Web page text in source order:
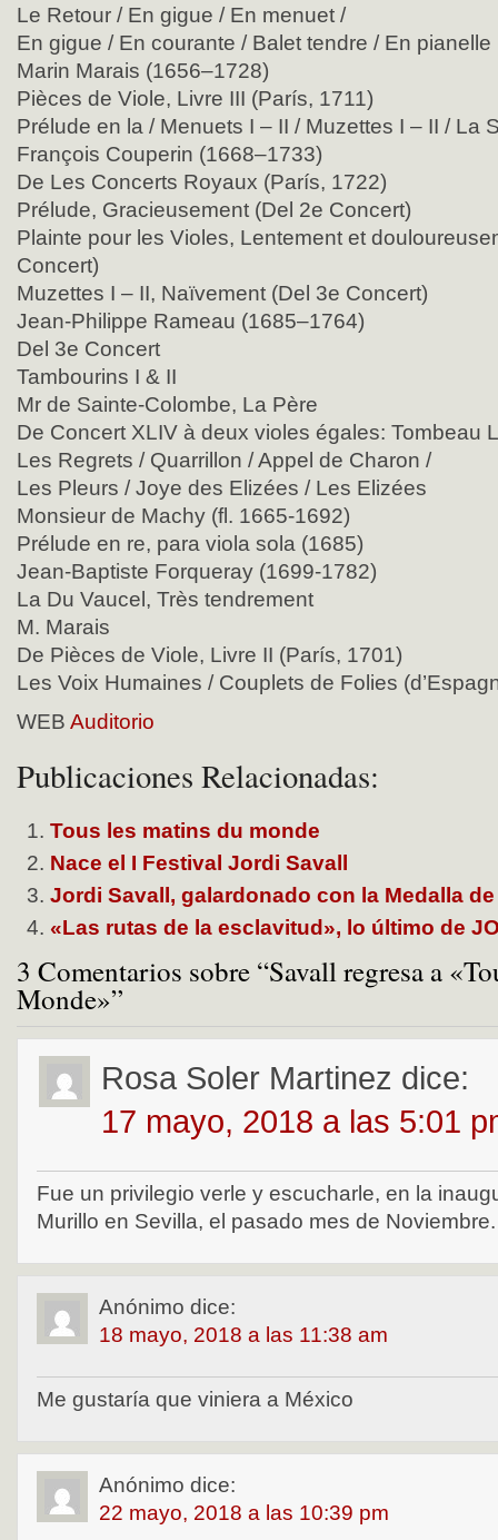
Le Retour / En gigue / En menuet /
En gigue / En courante / Balet tendre / En pianelle
Marin Marais (1656–1728)
Pièces de Viole, Livre III (París, 1711)
Prélude en la / Menuets I – II / Muzettes I – II / La
François Couperin (1668–1733)
De Les Concerts Royaux (París, 1722)
Prélude, Gracieusement (Del 2e Concert)
Plainte pour les Violes, Lentement et
Concert)
Muzettes I – II, Naïvement (Del 3e Concert)
Jean-Philippe Rameau (1685–1764)
Del 3e Concert
Tambourins I & II
Mr de Sainte-Colombe, La Père
De Concert XLIV à deux violes égales: Tombeau
Les Regrets / Quarrillon / Appel de Charon /
Les Pleurs / Joye des Elizées / Les Elizées
Monsieur de Machy (fl. 1665-1692)
Prélude en re, para viola sola (1685)
Jean-Baptiste Forqueray (1699-1782)
La Du Vaucel, Très tendrement
M. Marais
De Pièces de Viole, Livre II (París, 1701)
Les Voix Humaines / Couplets de Folies
WEB Auditorio
Publicaciones Relacionadas:
Tous les matins du monde
Nace el I Festival Jordi Savall
Jordi Savall, galardonado con la Medalla
«Las rutas de la esclavitud», lo último de
3 Comentarios sobre “Savall regresa a
Monde»”
Rosa Soler Martinez dice:
17 mayo, 2018 a las 5:01
Fue un privilegio verle y escucharle, en la
Murillo en Sevilla, el pasado mes de Noviembre.
Anónimo dice:
18 mayo, 2018 a las 11:38 am
Me gustaría que viniera a México
Anónimo dice:
22 mayo, 2018 a las 10:39 pm